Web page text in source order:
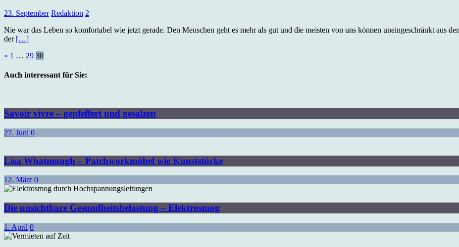
23. September Redaktion 2
Nie war das Leben so komfortabel wie jetzt gerade. Den Menschen geht es mehr als gut und die meisten von uns können uneingeschränkt aus
der […]
Seitennummerierung
der
« 1 … 29 30
Auch interessant für Sie:
Savoir vivre – gepfeffert und gesalzen
27. Juni 0
Lisa Whatmough – Patchworkmöbel wie Kunststücke
12. März 0
Die unsichtbare Gesundheitsbelastung – Elektrosmog
1. April 0